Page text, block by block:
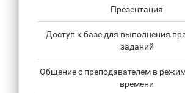
Презентация
Доступ к базе для выполнения
заданий
Общение с преподавателем в
времени